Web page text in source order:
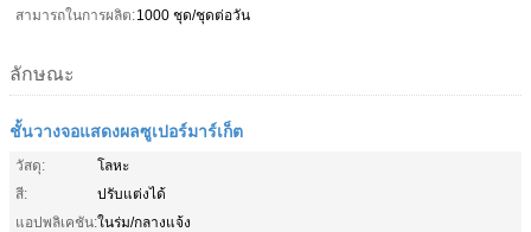
สามารถในการผลิต:1000 ชุด/ชุดต่อวัน
ลักษณะ
ชั้นวางจอแสดงผลซูเปอร์มาร์เก็ต
วัสดุ:
โลหะ
สี:
ปรับแต่งได้
แอปพลิเคชัน:ในร่ม/กลางแจ้ง